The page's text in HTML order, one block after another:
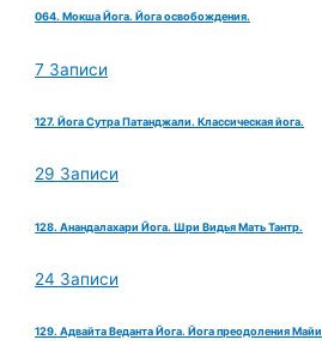
064. Мокша Йога. Йога освобождения.
7 Записи
127. Йога Сутра Патанджали. Классическая йога.
29 Записи
128. Анандалахари Йога. Шри Видья Мать Тантр.
24 Записи
129. Адвайта Веданта Йога. Йога преодоления